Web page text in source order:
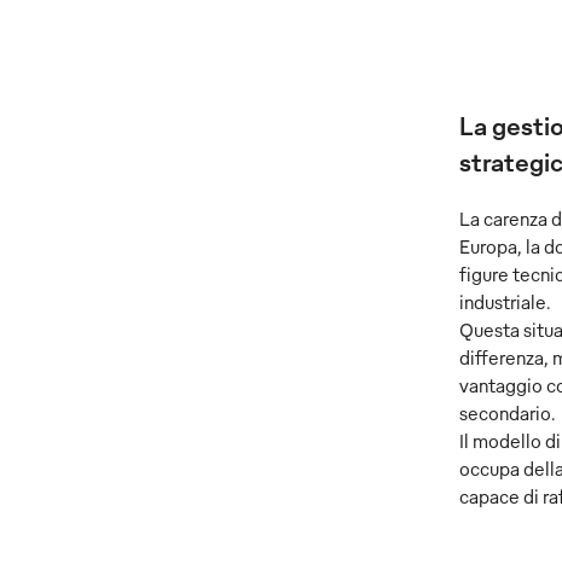
La
La carenza
Europa, la
figure
industriale.
Questa
differenza,
vantaggio
secondario.
Il modello
occupa
capace di